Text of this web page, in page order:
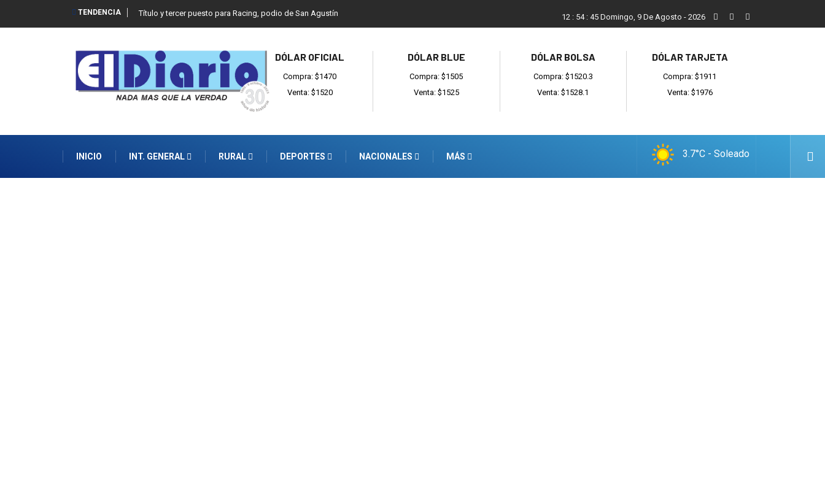
TENDENCIA Título y tercer puesto para Racing, podio de San Agustín San Cayetano, el trabajo y una nueva etapa para la
12 : 54: 46 Domingo, 9 De Agosto - 2026
DÓLAR OFICIAL
Compra: $1470
Venta: $1520
DÓLAR BLUE
Compra: $1505
Venta: $1525
DÓLAR BOLSA
Compra: $1520.3
Venta: $1528.1
DÓLAR TARJETA
Compra: $1911
Venta: $1976
INICIO INT. GENERAL RURAL DEPORTES NACIONALES MÁS 3.7°C - Soleado